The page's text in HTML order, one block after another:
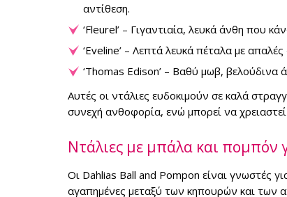
αντίθεση.
‘Fleurel’ – Γιγαντιαία, λευκά άνθη που
‘Eveline’ – Λεπτά λευκά πέταλα με
‘Thomas Edison’ – Βαθύ μωβ, βελούδινα
Αυτές οι ντάλιες ευδοκιμούν σε καλά
συνεχή ανθοφορία, ενώ μπορεί να
Ντάλιες με μπάλα και πομπόν
Οι Dahlias Ball and Pompon είναι γνωστές
αγαπημένες μεταξύ των κηπουρών και των